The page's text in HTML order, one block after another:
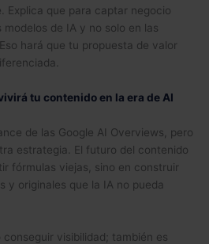
Explica que para captar negocio
de IA y no solo en las
hará que tu propuesta de valor
tu contenido en la era de AI
de las Google AI Overviews, pero
estrategia. El futuro del contenido
fórmulas viejas, sino en construir
y originales que la IA no pueda
visibilidad; también es